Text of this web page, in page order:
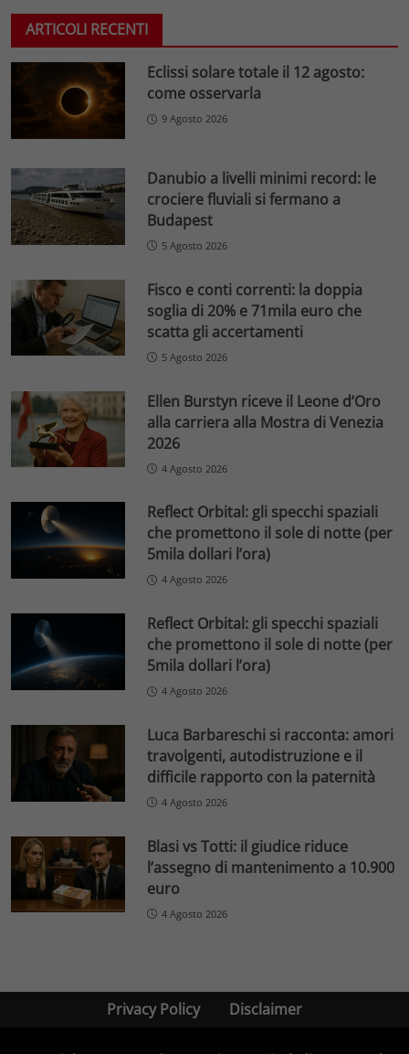
ARTICOLI RECENTI
Eclissi solare totale il 12 agosto:
come osservarla
9 Agosto 2026
Danubio a livelli minimi record: le
crociere fluviali si fermano a
Budapest
5 Agosto 2026
Fisco e conti correnti: la doppia
soglia di 20% e 71mila euro che
scatta gli accertamenti
5 Agosto 2026
Ellen Burstyn riceve il Leone d’Oro
alla carriera alla Mostra di Venezia
2026
4 Agosto 2026
Reflect Orbital: gli specchi spaziali
che promettono il sole di notte (per
5mila dollari l’ora)
4 Agosto 2026
Reflect Orbital: gli specchi spaziali
che promettono il sole di notte (per
5mila dollari l’ora)
4 Agosto 2026
Luca Barbareschi si racconta: amori
travolgenti, autodistruzione e il
difficile rapporto con la paternità
4 Agosto 2026
Blasi vs Totti: il giudice riduce
l’assegno di mantenimento a 10.900
euro
4 Agosto 2026
Privacy Policy Disclaimer